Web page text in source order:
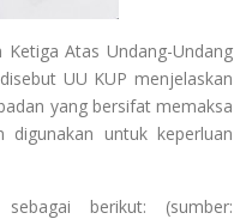
Atas Undang-Undang
UU KUP menjelaskan
yang bersifat memaksa
digunakan untuk keperluan
berikut: (sumber: